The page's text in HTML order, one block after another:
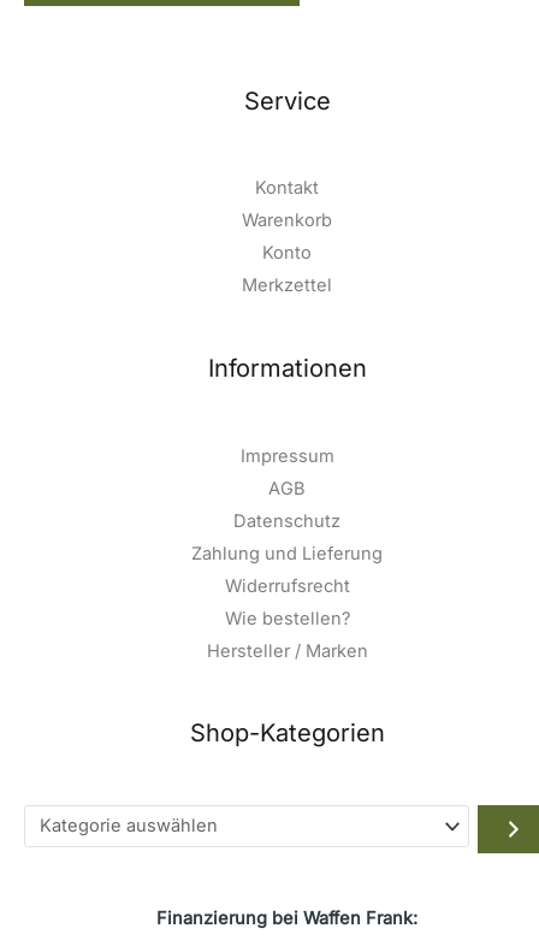
Service
Kontakt
Warenkorb
Konto
Merkzettel
Informationen
Impressum
AGB
Datenschutz
Zahlung und Lieferung
Widerrufsrecht
Wie bestellen?
Hersteller / Marken
Shop-Kategorien
Kategorie
auswählen
Finanzierung bei Waffen Frank: